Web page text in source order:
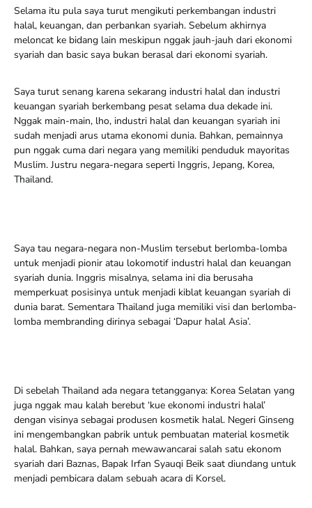
Selama itu pula saya turut mengikuti perkembangan industri
halal, keuangan, dan perbankan syariah. Sebelum akhirnya
meloncat ke bidang lain meskipun nggak jauh-jauh dari ekonomi
syariah dan basic saya bukan berasal dari ekonomi syariah.
Saya turut senang karena sekarang industri halal dan industri
keuangan syariah berkembang pesat selama dua dekade ini.
Nggak main-main, lho, industri halal dan keuangan syariah ini
sudah menjadi arus utama ekonomi dunia. Bahkan, pemainnya
pun nggak cuma dari negara yang memiliki penduduk mayoritas
Muslim. Justru negara-negara seperti Inggris, Jepang, Korea,
Thailand.
Saya tau negara-negara non-Muslim tersebut berlomba-lomba
untuk menjadi pionir atau lokomotif industri halal dan keuangan
syariah dunia. Inggris misalnya, selama ini dia berusaha
memperkuat posisinya untuk menjadi kiblat keuangan syariah di
dunia barat. Sementara Thailand juga memiliki visi dan berlomba-
lomba membranding dirinya sebagai ‘Dapur halal Asia’.
Di sebelah Thailand ada negara tetangganya: Korea Selatan yang
juga nggak mau kalah berebut ‘kue ekonomi industri halal’
dengan visinya sebagai produsen kosmetik halal. Negeri Ginseng
ini mengembangkan pabrik untuk pembuatan material kosmetik
halal. Bahkan, saya pernah mewawancarai salah satu ekonom
syariah dari Baznas, Bapak Irfan Syauqi Beik saat diundang untuk
menjadi pembicara dalam sebuah acara di Korsel.